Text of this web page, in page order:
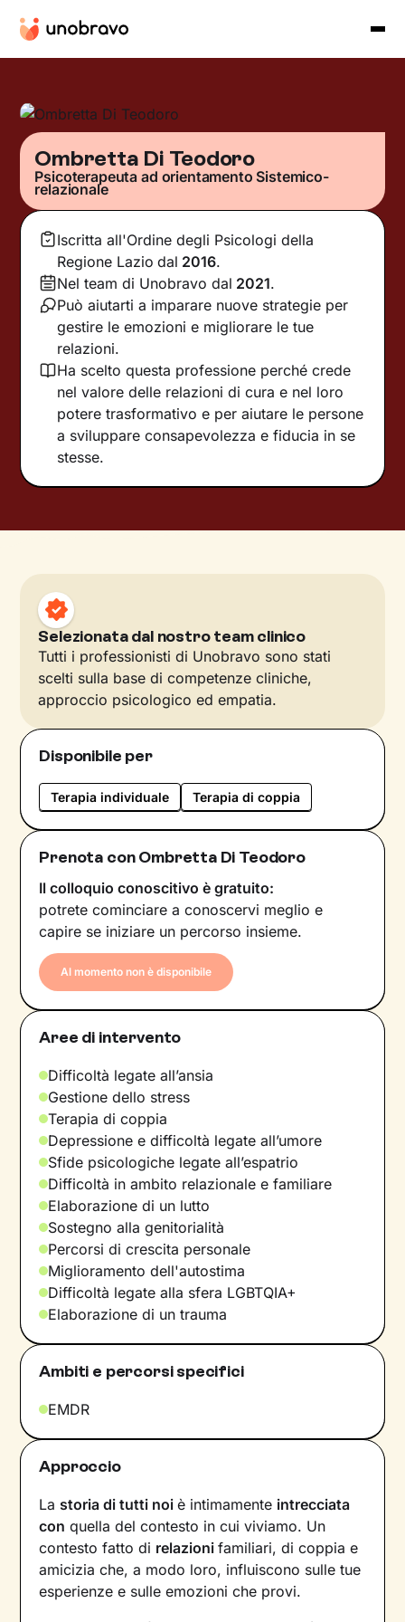
Ombretta Di Teodoro
Psicoterapeuta ad orientamento Sistemico-
relazionale
Iscritta all'Ordine degli Psicologi della
Regione Lazio dal 2016.
Nel team di Unobravo dal 2021.
Può aiutarti a imparare nuove strategie per
gestire le emozioni e migliorare le tue
relazioni.
Ha scelto questa professione perché crede
nel valore delle relazioni di cura e nel loro
potere trasformativo e per aiutare le persone
a sviluppare consapevolezza e fiducia in se
stesse.
Selezionata dal nostro team clinico
Tutti i professionisti di Unobravo sono stati
scelti sulla base di competenze cliniche,
approccio psicologico ed empatia.
Disponibile per
Terapia individuale Terapia di coppia
Prenota con Ombretta Di Teodoro
Il colloquio conoscitivo è gratuito:
potrete cominciare a conoscervi meglio e
capire se iniziare un percorso insieme.
Al momento non è disponibile
Aree di intervento
Difficoltà legate all’ansia
Gestione dello stress
Terapia di coppia
Depressione e difficoltà legate all’umore
Sfide psicologiche legate all’espatrio
Difficoltà in ambito relazionale e familiare
Elaborazione di un lutto
Sostegno alla genitorialità
Percorsi di crescita personale
Miglioramento dell'autostima
Difficoltà legate alla sfera LGBTQIA+
Elaborazione di un trauma
Ambiti e percorsi specifici
EMDR
Approccio
La storia di tutti noiè intimamente intrecciata
con quella del contesto in cui viviamo. Un
contesto fatto di relazionifamiliari, di coppia e
amicizia che, a modo loro, influiscono sulle tue
esperienze e sulle emozioni che provi.